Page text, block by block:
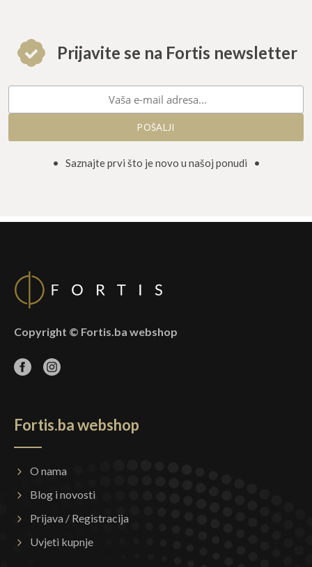
Prijavite se na Fortis newsletter
• Saznajte prvi što je novo u našoj ponudi •
Copyright © Fortis.ba webshop
Fortis.ba webshop
O nama
Blog i novosti
Prijava / Registracija
Uvjeti kupnje